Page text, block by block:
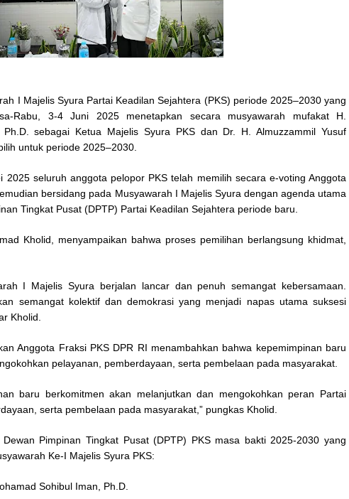
I Majelis Syura Partai Keadilan Sejahtera (PKS) periode 2025–2030 yang
Rabu, 3-4 Juni 2025 menetapkan secara musyawarah mufakat H.
sebagai Ketua Majelis Syura PKS dan Dr. H. Almuzzammil Yusuf
untuk periode 2025–2030.
2025 seluruh anggota pelopor PKS telah memilih secara e-voting Anggota
bersidang pada Musyawarah I Majelis Syura dengan agenda utama
Tingkat Pusat (DPTP) Partai Keadilan Sejahtera periode baru.
Kholid, menyampaikan bahwa proses pemilihan berlangsung khidmat,
I Majelis Syura berjalan lancar dan penuh semangat kebersamaan.
semangat kolektif dan demokrasi yang menjadi napas utama suksesi
Kholid.
Anggota Fraksi PKS DPR RI menambahkan bahwa kepemimpinan baru
pelayanan, pemberdayaan, serta pembelaan pada masyarakat.
baru berkomitmen akan melanjutkan dan mengokohkan peran Partai
serta pembelaan pada masyarakat,” pungkas Kholid.
Pimpinan Tingkat Pusat (DPTP) PKS masa bakti 2025-2030 yang
Ke-I Majelis Syura PKS:
Sohibul Iman, Ph.D.